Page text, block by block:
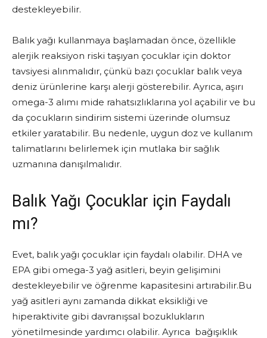
destekleyebilir.
Balık yağı kullanmaya başlamadan önce, özellikle
alerjik reaksiyon riski taşıyan çocuklar için doktor
tavsiyesi alınmalıdır, çünkü bazı çocuklar balık veya
deniz ürünlerine karşı alerji gösterebilir. Ayrıca, aşırı
omega-3 alımı mide rahatsızlıklarına yol açabilir ve bu
da çocukların sindirim sistemi üzerinde olumsuz
etkiler yaratabilir. Bu nedenle, uygun doz ve kullanım
talimatlarını belirlemek için mutlaka bir sağlık
uzmanına danışılmalıdır.
Balık Yağı Çocuklar için Faydalı
mı?
Evet, balık yağı çocuklar için faydalı olabilir. DHA ve
EPA gibi omega-3 yağ asitleri, beyin gelişimini
destekleyebilir ve öğrenme kapasitesini artırabilir.Bu
yağ asitleri aynı zamanda dikkat eksikliği ve
hiperaktivite gibi davranışsal bozuklukların
yönetilmesinde yardımcı olabilir. Ayrıca bağışıklık